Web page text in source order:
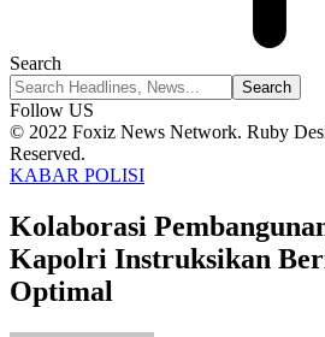
Search
Follow US
© 2022 Foxiz News Network. Ruby
Reserved.
KABAR POLISI
Kolaborasi
Kapolri Instruksikan
Optimal